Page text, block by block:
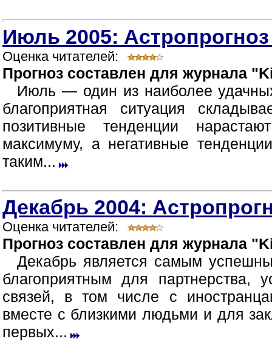
Июль 2005:
Оценка читателей:
Прогноз составлен для журнала
Июль — один из наиболее
благоприятная ситуация
позитивные тенденции
максимуму, а негативные
таким...
Декабрь 2004:
Оценка читателей:
Прогноз составлен для журнала
Декабрь является самым
благоприятным для партнерства,
связей, в том числе с
вместе с близкими людьми и для
первых...